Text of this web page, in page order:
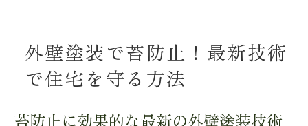
最新技術を活用した苔防止の事例紹介
住宅の耐久性を高める苔防止の具体策
苔の発生を抑える外壁塗装の選び方と効果
外壁塗装で苔を防ぐための塗料選定ガイド
外壁塗装で苔防止！最新技術
で住宅を守る方法
苔防止に効果的な最新の外壁塗装技術